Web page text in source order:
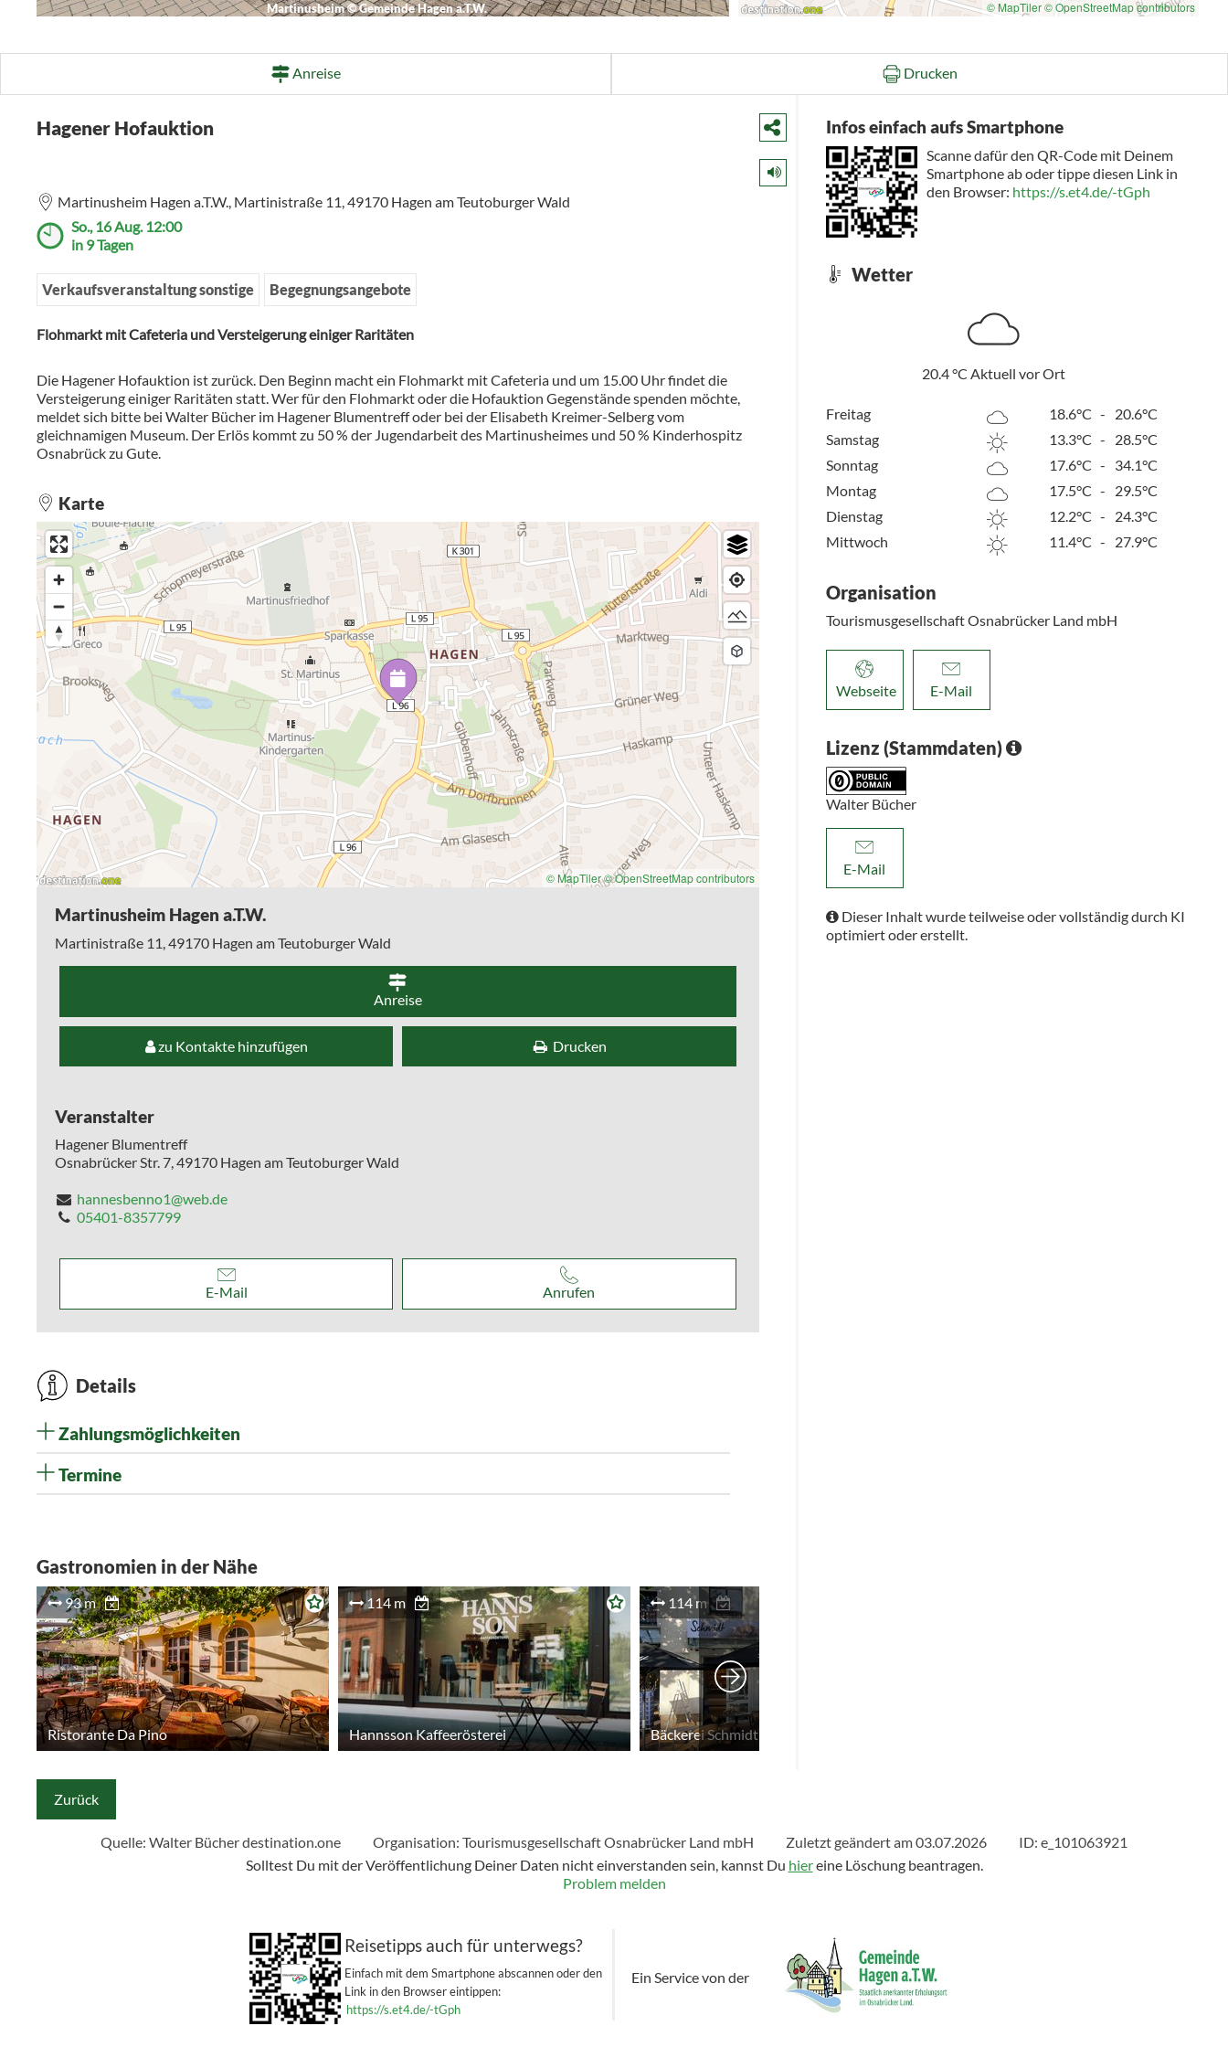
Martinusheim©Gemeinde Hagen a.T.W. © MapTiler© OpenStreetMap contributors
Anreise Drucken
Hagener Hofauktion
Martinusheim Hagen a.T.W., Martinistraße 11,49170 Hagen am Teutoburger Wald
So., 16 Aug. 12:00
in 9 Tagen
Verkaufsveranstaltung sonstige Begegnungsangebote
Flohmarkt mit Cafeteria und Versteigerung einiger Raritäten
Die Hagener Hofauktion ist zurück. Den Beginn macht ein Flohmarkt mit Cafeteria und um 15.00 Uhr findet die
Versteigerung einiger Raritäten statt. Wer für den Flohmarkt oder die Hofauktion Gegenstände spenden möchte,
meldet sich bitte bei Walter Bücher im Hagener Blumentreff oder bei der Elisabeth Kreimer-Selberg vom
gleichnamigen Museum. Der Erlös kommt zu 50 % der Jugendarbeit des Martinusheimes und 50 % Kinderhospitz
Osnabrück zu Gute.
Karte
© MapTiler© OpenStreetMap contributors
Martinusheim Hagen a.T.W.
Martinistraße 11,49170 Hagen am Teutoburger Wald
Anreise
zu Kontakte hinzufügen Drucken
Veranstalter
Hagener Blumentreff
Osnabrücker Str. 7,49170 Hagen am Teutoburger Wald
hannesbenno1@web.de
05401-8357799
E-Mail Anrufen
Details
Zahlungsmöglichkeiten
Termine
Infos einfach aufs Smartphone
Scanne dafür den QR-Code mit Deinem
Smartphone ab oder tippe diesen Link in
den Browser: https://s.et4.de/-tGph
Wetter
20.4°C Aktuell vor Ort
Freitag 18.6°C -
20.6°C
Samstag
13.3°C -
28.5°C
Sonntag
17.6°C -
34.1°C
Montag
17.5°C -
29.5°C
Dienstag
12.2°C -
24.3°C
Mittwoch
11.4°C - 27.9°C
Organisation
Tourismusgesellschaft Osnabrücker Land mbH
Webseite E-Mail
Lizenz (Stammdaten)
Walter Bücher
E-Mail
Dieser Inhalt wurde teilweise oder vollständig durch KI
optimiert oder erstellt.
Gastronomien in der Nähe
93 m
Ristorante Da Pino
114 m
Hannsson Kaffeerösterei
114 m
Bäckerei Schmidt
Zurück
Quelle: Walter Bücherdestination.one Organisation: Tourismusgesellschaft Osnabrücker Land mbH Zuletzt geändert am 03.07.2026
ID: e_101063921
Solltest Du mit der Veröffentlichung Deiner Daten nicht einverstanden sein, kannst Du hiereine Löschung beantragen.
Problem melden
https://s.et4.de/-tGph
Reisetipps auch für unterwegs?
Einfach mit dem Smartphone abscannen oder den
Link in den Browser eintippen:
Ein Service von der